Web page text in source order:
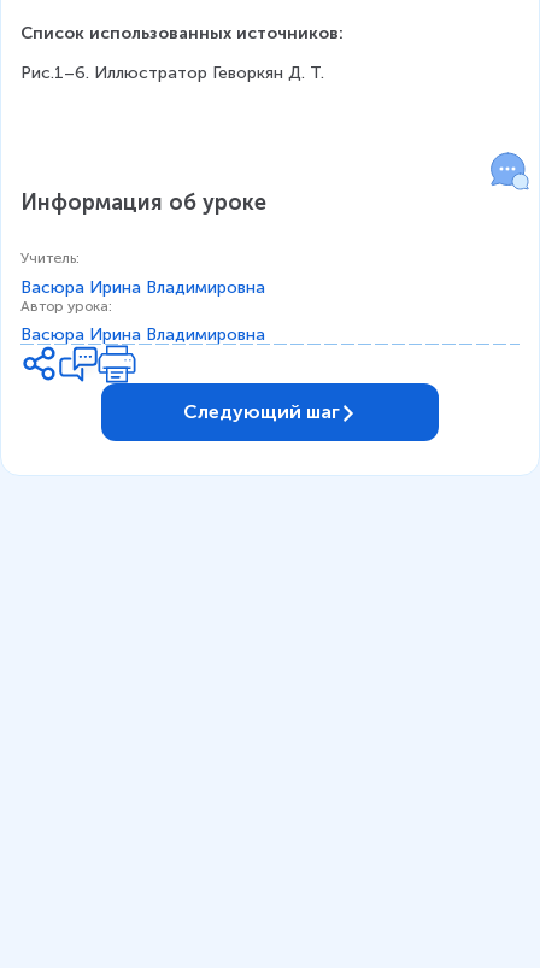
Список использованных источников:
Рис.1–6. Иллюстратор Геворкян Д. Т.
Информация об уроке
Учитель:
Васюра Ирина Владимировна
Автор урока:
Васюра Ирина Владимировна
Следующий шаг